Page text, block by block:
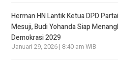
Herman HN Lantik Ketua DPD
Mesuji, Budi Yohanda Siap
Demokrasi 2029
Januari 29, 2026 | 8:40 am WIB